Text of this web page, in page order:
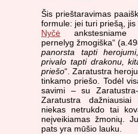
Šis prieštaravimas
formule: jei turi priešą,
Nyčė ankstesniame
pernelyg žmogiška“
panorsta tapti
privalo tapti drakonu,
priešo“. Zaratustra
tinkamo priešo. Todėl
savimi – su
Zaratustra
niekas netrukdo tai
neįveikiamas žmonių.
pats yra mūšio lauku.